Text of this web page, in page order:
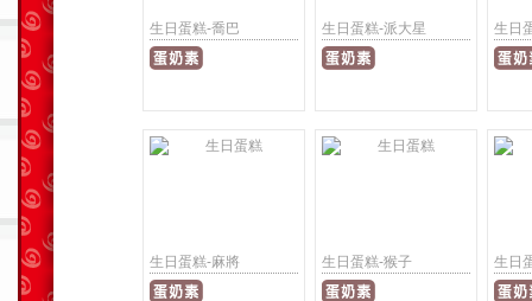
生日蛋糕-喬巴 生日蛋糕-派大星 生日
生日蛋糕-麻將 生日蛋糕-猴子 生日